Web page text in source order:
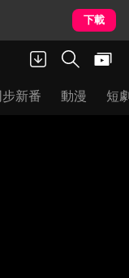
下載
步新番 動漫 短